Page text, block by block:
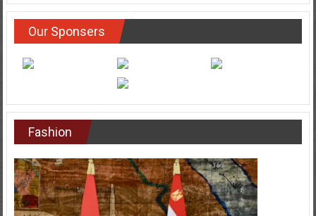
Our Sponsers
Fashion